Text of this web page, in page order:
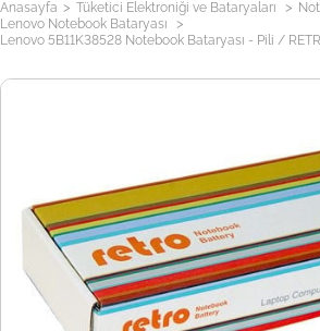
Anasayfa > Tüketici Elektroniği ve Bataryaları >
Lenovo Notebook Bataryası >
Lenovo 5B11K38528 Notebook Bataryası - Pili /